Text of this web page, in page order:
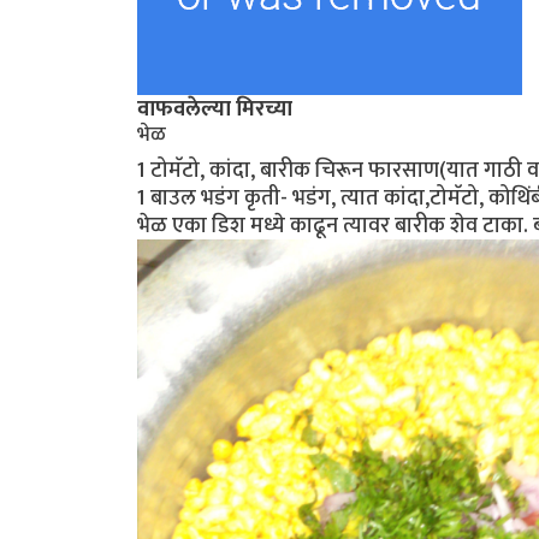
वाफवलेल्या मिरच्या
भेळ
1 टोमॅटो, कांदा, बारीक चिरून फारसाण(यात
1 बाउल भडंग कृती- भडंग, त्यात कांदा,टोमॅटो,
भेळ एका डिश मध्ये काढून त्यावर बारीक शेव